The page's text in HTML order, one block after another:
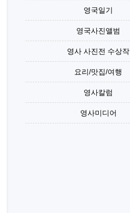
영국일기
영국사진앨범
영사 사진전 수상작
요리/맛집/여행
영사칼럼
영사미디어